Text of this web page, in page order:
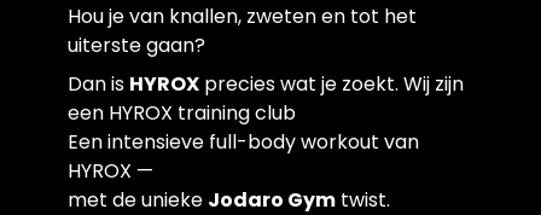
Hou je van knallen, zweten en tot het
uiterste gaan?
Dan is HYROX precies wat je zoekt. Wij zijn
een HYROX training club
Een intensieve full-body workout van
HYROX —
met de unieke Jodaro Gym twist.